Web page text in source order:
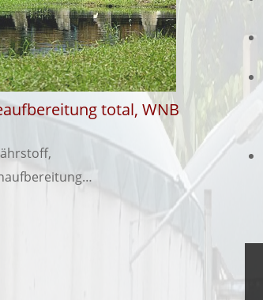
total, WNB